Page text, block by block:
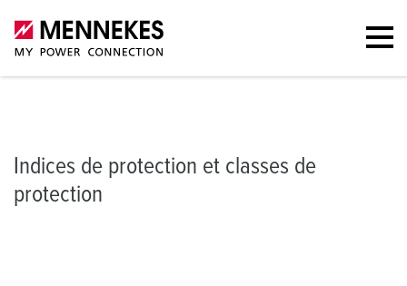
Indices de protection et classes de protection
Indices de protection et classes de
protection